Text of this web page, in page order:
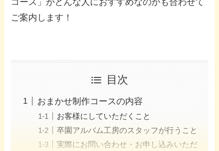
ご案内します！
目次
おまかせ制作コースの内容
お客様にしていただくこと
卒園アルバム工房のスタッフが行うこと
実際にお問い合わせ・お申し込みいただ